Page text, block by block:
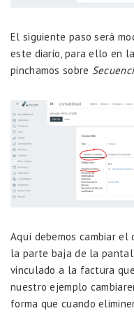
El siguiente paso será
este diario, para ello en
pinchamos sobre
Aquí debemos cambiar el
la parte baja de la
vinculado a la factura
nuestro ejemplo
forma que cuando